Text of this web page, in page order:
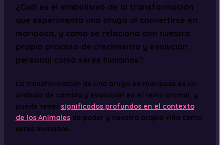
¿Cuál es el simbolismo de la transformación
que experimenta una oruga al convertirse en
mariposa, y cómo se relaciona con nuestro
propio proceso de crecimiento y evolución
personal como seres humanos?
La transformación de una oruga en mariposa es un
símbolo de cambio y evolución en el reino animal, y
puede tener significados profundos en el contexto
de los Animalesde poder y nuestra propia vida como
seres humanos.